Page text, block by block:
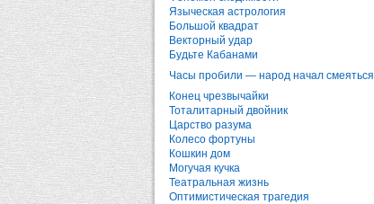
Языческая астрология
Большой квадрат
Векторный удар
Будьте Кабанами
Часы пробили — народ начал смеяться
Конец чрезвычайки
Тоталитарный двойник
Царство разума
Колесо фортуны
Кошкин дом
Могучая кучка
Театральная жизнь
Оптимистическая трагедия